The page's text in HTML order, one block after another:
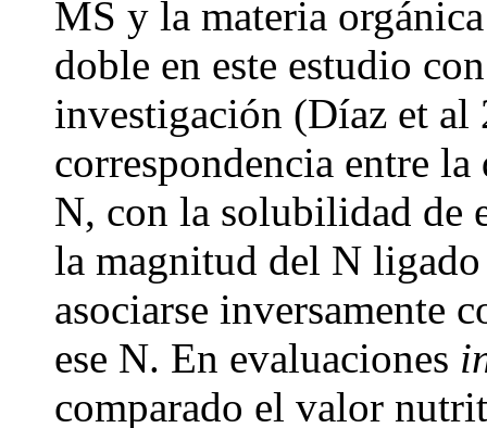
MS y la materia
doble en este estudio
investigación (Díaz et al
correspondencia entre
N, con la solubilidad de
la magnitud del N
asociarse inversamente
ese N. En evaluaciones
comparado el valor